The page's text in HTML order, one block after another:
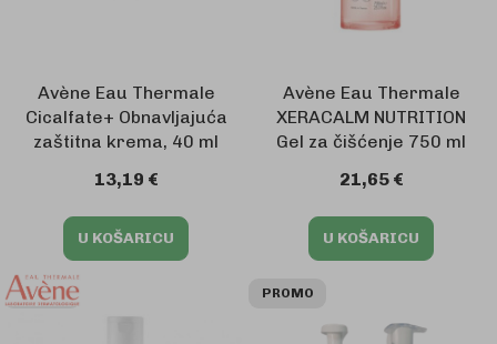
Avène Eau Thermale
Cicalfate+ Obnavljajuća
zaštitna krema, 40 ml
13,19 €
U KOŠARICU
Avène Eau Thermale
XERACALM NUTRITION
Gel za čišćenje 750 ml
21,65 €
U KOŠARICU
PROMO